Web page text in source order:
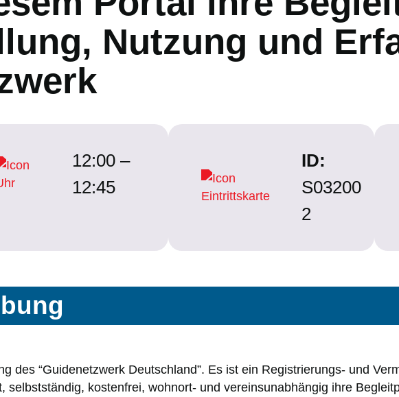
Nutzung und
12:00 –
12:45
ID:
S03200
2
des “Guidenetzwerk Deutschland”. Es ist ein Registrierungs- und
selbstständig, kostenfrei, wohnort- und vereinsunabhängig ihre